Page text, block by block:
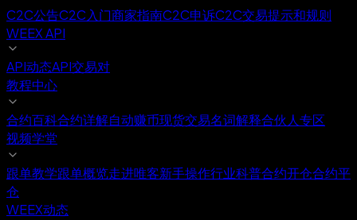
C2C公告C2C入门商家指南C2C申诉C2C交易提示和规则
WEEX API
API动态API交易对
教程中心
合约百科合约详解自动赚币现货交易名词解释合伙人专区
视频学堂
跟单教学跟单概览走进唯客新手操作行业科普合约开仓合约平
仓
WEEX动态